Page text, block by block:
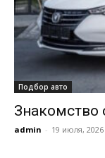
Подбор авто
Знакомство
admin - 19 июля, 2026